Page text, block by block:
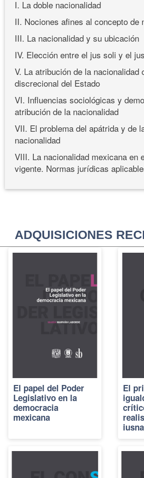
I. La doble nacionalidad
II. Nociones afines al concepto de
III. La nacionalidad y su ubicación
IV. Elección entre el jus soli y el
V. La atribución de la nacionalidad
discrecional del Estado
VI. Influencias sociológicas y
atribución de la nacionalidad
VII. El problema del apátrida y de
nacionalidad
VIII. La nacionalidad mexicana en
vigente. Normas jurídicas
ADQUISICIONES
El papel del Poder
Legislativo en la
democracia
mexicana
El